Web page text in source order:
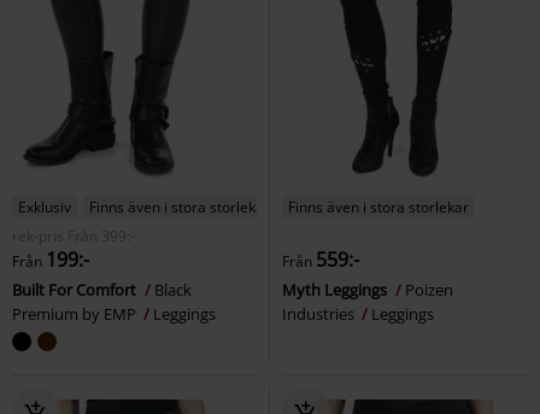
Exklusiv
Finns även i stora storlekar
rek-pris
Från
399:-
Från 199:-
Built For Comfort
Black
Premium by EMP
Leggings
Finns även i stora storlekar
Från 559:-
Myth Leggings
Poizen
Industries
Leggings